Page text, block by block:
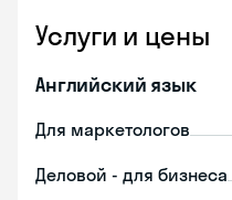
Услуги и цены
Английский язык
Для маркетологов
Деловой - для бизнеса